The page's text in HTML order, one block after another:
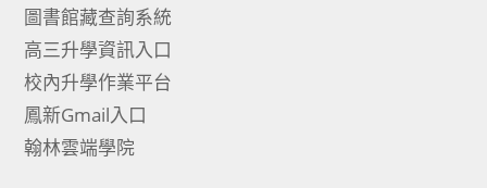
圖書館藏查詢系統
高三升學資訊入口
校內升學作業平台
鳳新Gmail入口
翰林雲端學院